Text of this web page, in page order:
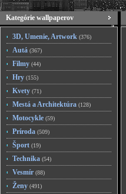
Kategórie wallpaperov
3D, Umenie, Artwork (376)
Autá (367)
Filmy (44)
Hry (155)
Kvety (71)
Mestá a Architektúra (128)
Motocykle (59)
Príroda (509)
Šport (19)
Technika (54)
Vesmír (88)
Ženy (491)